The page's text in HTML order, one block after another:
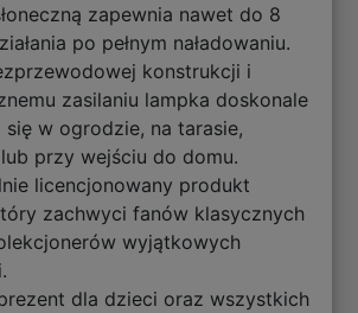
zapewnia nawet do 8
po pełnym naładowaniu.
konstrukcji i
zasilaniu lampka doskonale
się w ogrodzie, na tarasie,
przy wejściu do domu.
licencjonowany produkt
zachwyci fanów klasycznych
wyjątkowych
dla dzieci oraz wszystkich